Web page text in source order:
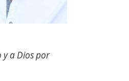
y a Dios por